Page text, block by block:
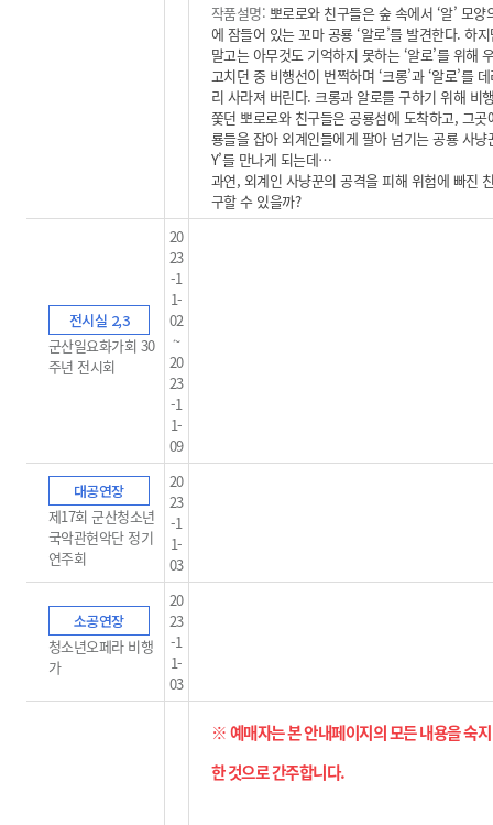
작품설명: 뽀로로와 친구들은 숲 속에서 ‘알’ 모양
에 잠들어 있는 꼬마 공룡 ‘알로’를 발견한다. 하
말고는 아무것도 기억하지 못하는 ‘알로’를 위해
고치던 중 비행선이 번쩍하며 ‘크롱’과 ‘알로’를
리 사라져 버린다. 크롱과 알로를 구하기 위해 비
쫓던 뽀로로와 친구들은 공룡섬에 도착하고, 그곳
룡들을 잡아 외계인들에게 팔아 넘기는 공룡 사냥
Y’를 만나게 되는데…
과연, 외계인 사냥꾼의 공격을 피해 위험에 빠진
구할 수 있을까?
전시실 2,3
군산일요화가회 30
주년 전시회
20
23
-1
1-
02
~
20
23
-1
1-
09
대공연장
제17회 군산청소년
국악관현악단 정기
연주회
20
23
-1
1-
03
소공연장
청소년오페라 비행
가
20
23
-1
1-
03
※ 예매자는 본 안내페이지의 모든 내용을 숙
한 것으로 간주합니다.